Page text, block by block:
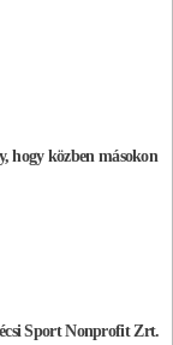
hogy közben másokon
Sport Nonprofit Zrt.